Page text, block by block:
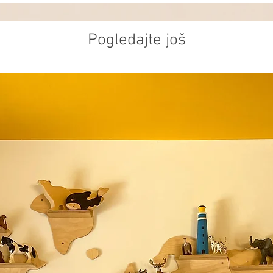
Pogledajte još